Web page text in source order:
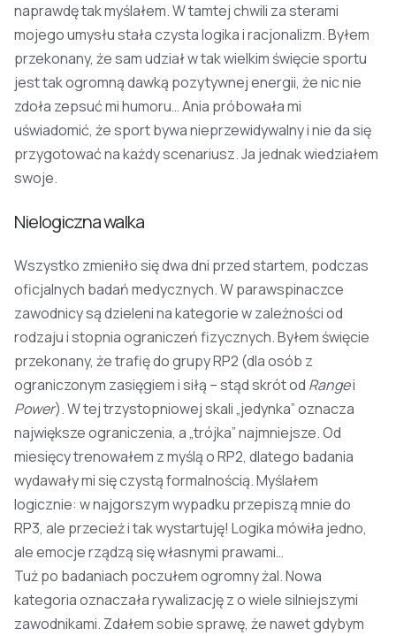
naprawdę tak myślałem. W tamtej chwili za sterami
mojego umysłu stała czysta logika i racjonalizm. Byłem
przekonany, że sam udział w tak wielkim święcie sportu
jest tak ogromną dawką pozytywnej energii, że nic nie
zdoła zepsuć mi humoru… Ania próbowała mi
uświadomić, że sport bywa nieprzewidywalny i nie da się
przygotować na każdy scenariusz. Ja jednak wiedziałem
swoje.
Nielogiczna walka
Wszystko zmieniło się dwa dni przed startem, podczas
oficjalnych badań medycznych. W parawspinaczce
zawodnicy są dzieleni na kategorie w zależności od
rodzaju i stopnia ograniczeń fizycznych. Byłem święcie
przekonany, że trafię do grupy RP2 (dla osób z
ograniczonym zasięgiem i siłą – stąd skrót od Rangei
Power). W tej trzystopniowej skali „jedynka” oznacza
największe ograniczenia, a „trójka” najmniejsze. Od
miesięcy trenowałem z myślą o RP2, dlatego badania
wydawały mi się czystą formalnością. Myślałem
logicznie: w najgorszym wypadku przepiszą mnie do
RP3, ale przecież i tak wystartuję! Logika mówiła jedno,
ale emocje rządzą się własnymi prawami…
Tuż po badaniach poczułem ogromny żal. Nowa
kategoria oznaczała rywalizację z o wiele silniejszymi
zawodnikami. Zdałem sobie sprawę, że nawet gdybym